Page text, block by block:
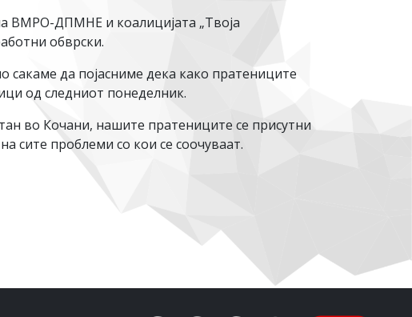
ВМРО-ДПМНЕ и коалицијата „Твоја
обврски.
да појасниме дека како пратениците
од следниот понеделник.
во Кочани, нашите пратениците се присутни
сите проблеми со кои се соочуваат.